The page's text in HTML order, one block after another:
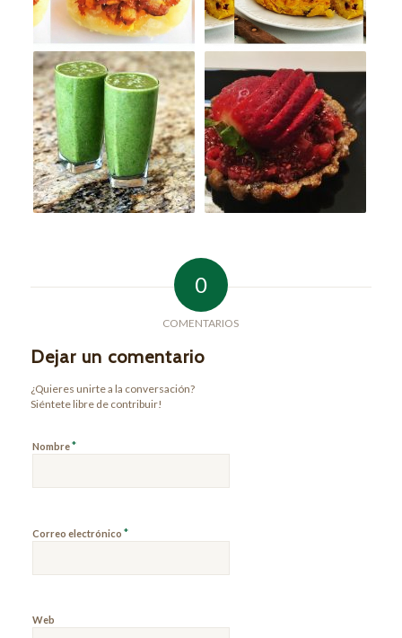
0
COMENTARIOS
Dejar un comentario
¿Quieres unirte a la conversación?
Siéntete libre de contribuir!
Nombre*
Correo electrónico *
Web